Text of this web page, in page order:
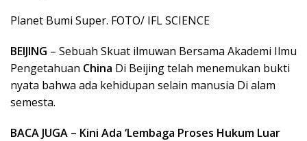
Planet Bumi Super. FOTO/ IFL SCIENCE
BEIJING – Sebuah Skuat ilmuwan Bersama Akademi Ilmu
Pengetahuan China Di Beijing telah menemukan bukti
nyata bahwa ada kehidupan selain manusia Di alam
semesta.
BACA JUGA – Kini Ada ‘Lembaga Proses Hukum Luar